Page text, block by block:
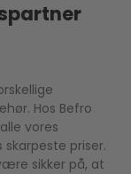
Hos Befro
vores
priser.
sikker på, at